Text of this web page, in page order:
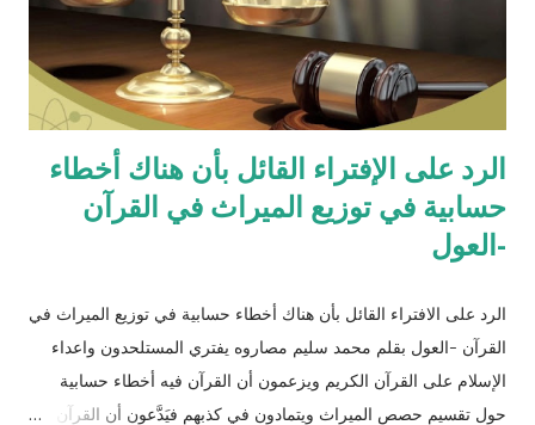
الرد على الإفتراء القائل بأن هناك أخطاء
حسابية في توزيع الميراث في القرآن
-العول
الرد على الافتراء القائل بأن هناك أخطاء حسابية في توزيع الميراث في
القرآن -العول بقلم محمد سليم مصاروه يفتري المستلحدون واعداء
الإسلام على القرآن الكريم ويزعمون أن القرآن فيه أخطاء حسابية
حول تقسيم حصص الميراث ويتمادون في كذبهم فيَدَّعون أن القرآن من